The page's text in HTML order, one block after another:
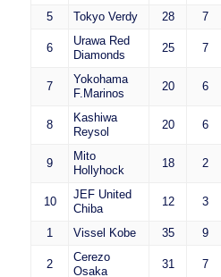
5 Tokyo Verdy 28 7
6
Urawa Red
Diamonds
25 7
7
Yokohama
F.Marinos
20 6
8
Kashiwa
Reysol
20 6
9
Mito
Hollyhock
18 2
10
JEF United
Chiba
12 3
1 Vissel Kobe 35 9
2
Cerezo
Osaka
31 7